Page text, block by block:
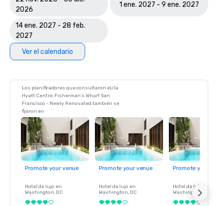
2026
1 ene. 2027 - 9 ene. 2027
14 ene. 2027 - 28 feb.
2027
Ver el calendario
Los planificadores que consultaron el/la
Hyatt Centric Fisherman's Wharf San
Francisco - Newly Renovated también se
fijaron en
Promote your venue
Hotel de lujo en
Washington, DC
Promote your venue
Hotel de lujo en
Washington, DC
Promote your
Hotel de lujo en
Washington